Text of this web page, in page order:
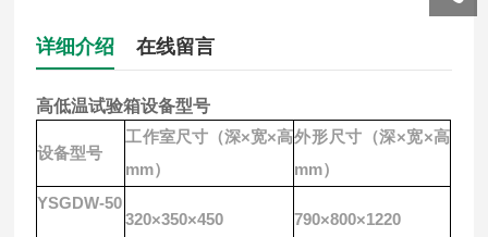
详细介绍 在线留言
高低温试验箱设备型号
设备型号
工作室尺寸（深×宽×高
mm）
外形尺寸（深×宽×高
mm）
YSGDW-50
320×350×450
790×800×1220